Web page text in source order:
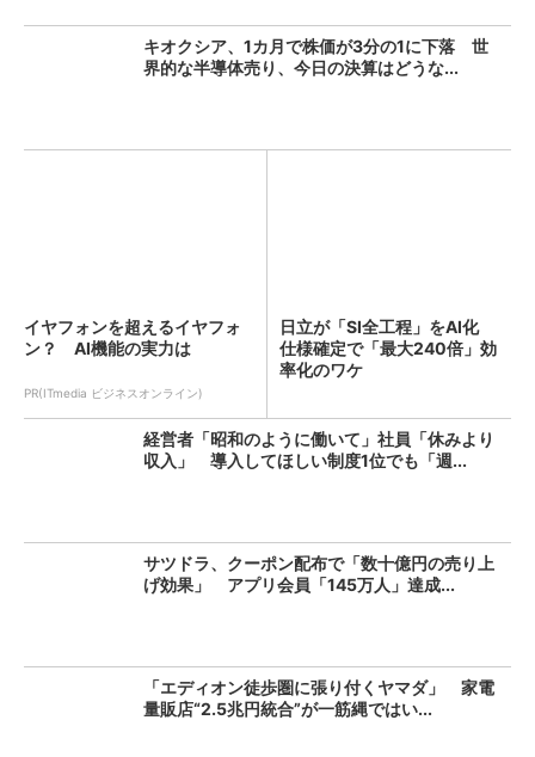
キオクシア、1カ月で株価が3分の1に下落 世
界的な半導体売り、今日の決算はどうな...
イヤフォンを超えるイヤフォ
ン？ AI機能の実力は
PR(ITmedia ビジネスオンライン)
日立が「SI全工程」をAI化
仕様確定で「最大240倍」効
率化のワケ
経営者「昭和のように働いて」社員「休みより
収入」 導入してほしい制度1位でも「週...
サツドラ、クーポン配布で「数十億円の売り上
げ効果」 アプリ会員「145万人」達成...
「エディオン徒歩圏に張り付くヤマダ」 家電
量販店“2.5兆円統合”が一筋縄ではい...